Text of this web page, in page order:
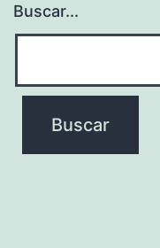
Buscar...